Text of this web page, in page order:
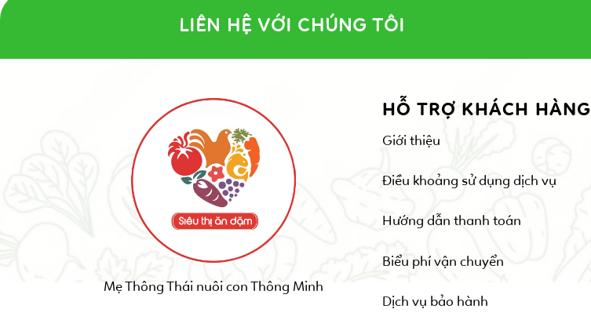
LIÊN HỆ VỚI CHÚNG TÔI
Mẹ Thông Thái nuôi con Thông Minh
HỖ TRỢ KHÁCH HÀNG
Giới thiệu
Điều khoảng sử dụng dịch vụ
Hướng dẫn thanh toán
Biểu phí vận chuyển
Dịch vụ bảo hành